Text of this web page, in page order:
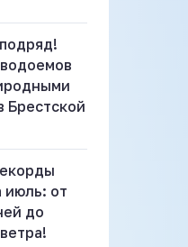
Брестской
июль: от
до